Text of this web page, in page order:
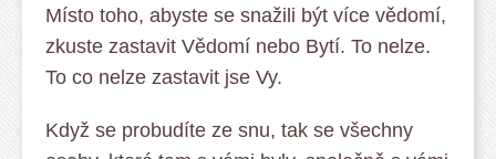
Místo toho, abyste se snažili být více vědomí,
zkuste zastavit Vědomí nebo Bytí. To nelze.
To co nelze zastavit jse Vy.
Když se probudíte ze snu, tak se všechny